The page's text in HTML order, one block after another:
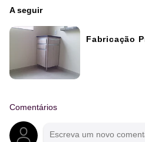
A seguir
Fabricação
Comentários